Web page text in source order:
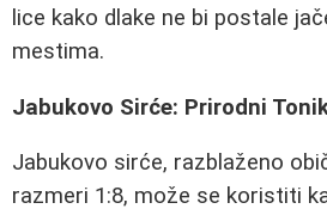
lice kako dlake ne bi postale
mestima.
Jabukovo Sirće: Prirodni
Jabukovo sirće, razblaženo
razmeri 1:8, može se koristiti